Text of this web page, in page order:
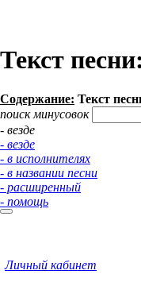
Текст
Содержание: Текст
поиск минусовок
- везде
- везде
- в исполнителях
- в названии песни
- расширенный
- помощь
Личный кабинет